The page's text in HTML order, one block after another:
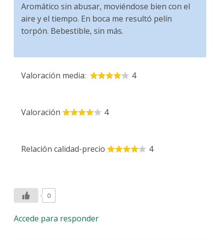
Aromático sin abusar, moviéndose bien con el
aire y el tiempo. En boca me resultó pelín
torpón. Bebestible, sin más.
Valoración media: 4
Valoración 4
Relación calidad-precio 4
0
Accede para responder